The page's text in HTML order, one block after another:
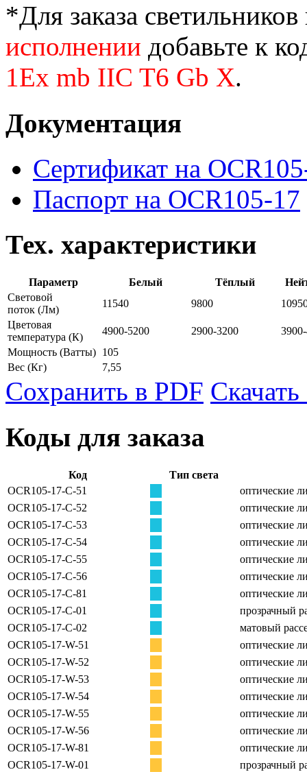
*Для заказа
исполнении добавьте к
1Ex mb IIC T6 Gb X.
Документация
Сертификат на
Паспорт на OCR105-17
Тех. характеристики
Параметр Белый Тёплый
Световой
поток (Лм)
11540 9800
Цветовая
температура (К)
4900-5200 2900-3200
Мощность (Ватты) 105
Вес (Кг) 7,55
Сохранить в PDF
Коды для заказа
Код
Тип света
OCR105-17-C-51
оптические
OCR105-17-C-52
оптические
OCR105-17-C-53
оптические
OCR105-17-C-54
оптические
OCR105-17-C-55
оптические
OCR105-17-C-56
оптические
OCR105-17-C-81
оптические
OCR105-17-C-01
прозрачный
OCR105-17-C-02
матовый
OCR105-17-W-51
оптические
OCR105-17-W-52
оптические
OCR105-17-W-53
оптические
OCR105-17-W-54
оптические
OCR105-17-W-55
оптические
OCR105-17-W-56
оптические
OCR105-17-W-81
оптические
OCR105-17-W-01
прозрачный